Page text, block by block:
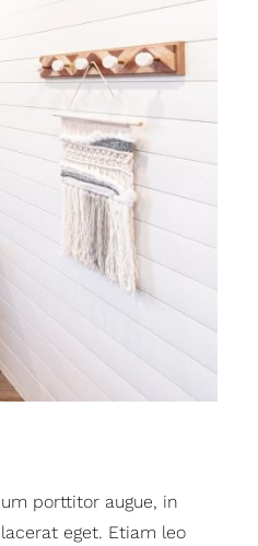
porttitor augue, in
eget. Etiam leo